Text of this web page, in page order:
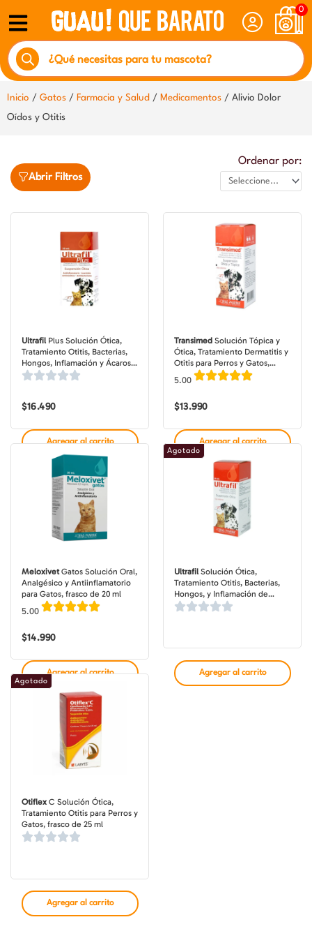
contenido
0
Búsqueda
de
productos
Inicio / Gatos / Farmacia y Salud / Medicamentos / Alivio Dolor
Oídos y Otitis
Abrir Filtros
Ordenar por:
Ultrafil Plus Solución Ótica,
Tratamiento Otitis, Bacterias,
Hongos, Inflamación y Ácaros
de Oídos para Perros y Gatos,
$16.490
Agregar al carrito
Transimed Solución Tópica y
Ótica, Tratamiento Dermatitis y
Otitis para Perros y Gatos,
frasco de 15 ml
5.00
$13.990
Agregar al carrito
MeloxivetGatos Solución Oral,
Analgésico y Antiinflamatorio
para Gatos, frasco de 20 ml
5.00
$14.990
Agregar al carrito
Ultrafil Solución Ótica,
Tratamiento Otitis, Bacterias,
Hongos, y Inflamación de
Oídos para Perros y Gatos,
Agotado
Agregar al carrito
Otiflex C Solución Ótica,
Tratamiento Otitis para Perros y
Gatos, frasco de 25 ml
Agotado
Agregar al carrito